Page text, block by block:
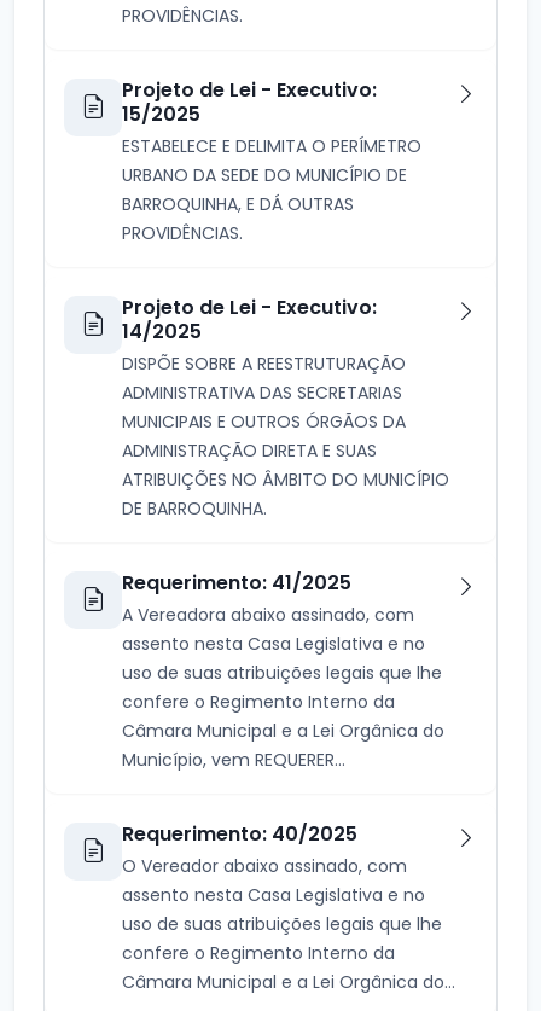
PROVIDÊNCIAS.
Projeto de Lei - Executivo:
15/2025
ESTABELECE E DELIMITA O PERÍMETRO
URBANO DA SEDE DO MUNICÍPIO DE
BARROQUINHA, E DÁ OUTRAS
PROVIDÊNCIAS.
Projeto de Lei - Executivo:
14/2025
DISPÕE SOBRE A REESTRUTURAÇÃO
ADMINISTRATIVA DAS SECRETARIAS
MUNICIPAIS E OUTROS ÓRGÃOS DA
ADMINISTRAÇÃO DIRETA E SUAS
ATRIBUIÇÕES NO ÂMBITO DO MUNICÍPIO
DE BARROQUINHA.
Requerimento: 41/2025
A Vereadora abaixo assinado, com
assento nesta Casa Legislativa e no
uso de suas atribuições legais que lhe
confere o Regimento Interno da
Câmara Municipal e a Lei Orgânica do
Município, vem REQUERER...
Requerimento: 40/2025
O Vereador abaixo assinado, com
assento nesta Casa Legislativa e no
uso de suas atribuições legais que lhe
confere o Regimento Interno da
Câmara Municipal e a Lei Orgânica do...